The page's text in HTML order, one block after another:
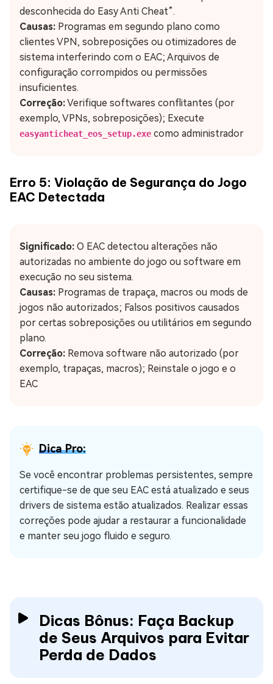
desconhecida do Easy Anti Cheat”.
Causas: Programas em segundo plano como
clientes VPN, sobreposições ou otimizadores de
sistema interferindo com o EAC; Arquivos de
configuração corrompidos ou permissões
insuficientes.
Correção:Verifique softwares conflitantes (por
exemplo, VPNs, sobreposições); Execute
easyanticheat_eos_setup.exe como administrador
Erro 5: Violação de Segurança do Jogo
EAC Detectada
Significado: O EAC detectou alterações não
autorizadas no ambiente do jogo ou software em
execução no seu sistema.
Causas: Programas de trapaça, macros ou mods de
jogos não autorizados; Falsos positivos causados
por certas sobreposições ou utilitários em segundo
plano.
Correção: Remova software não autorizado (por
exemplo, trapaças, macros); Reinstale o jogo e o
EAC
Dica Pro:
Se você encontrar problemas persistentes, sempre
certifique-se de que seu EAC está atualizado e seus
drivers de sistema estão atualizados. Realizar essas
correções pode ajudar a restaurar a funcionalidade
e manter seu jogo fluido e seguro.
Dicas Bônus: Faça Backup
de Seus Arquivos para Evitar
Perda de Dados